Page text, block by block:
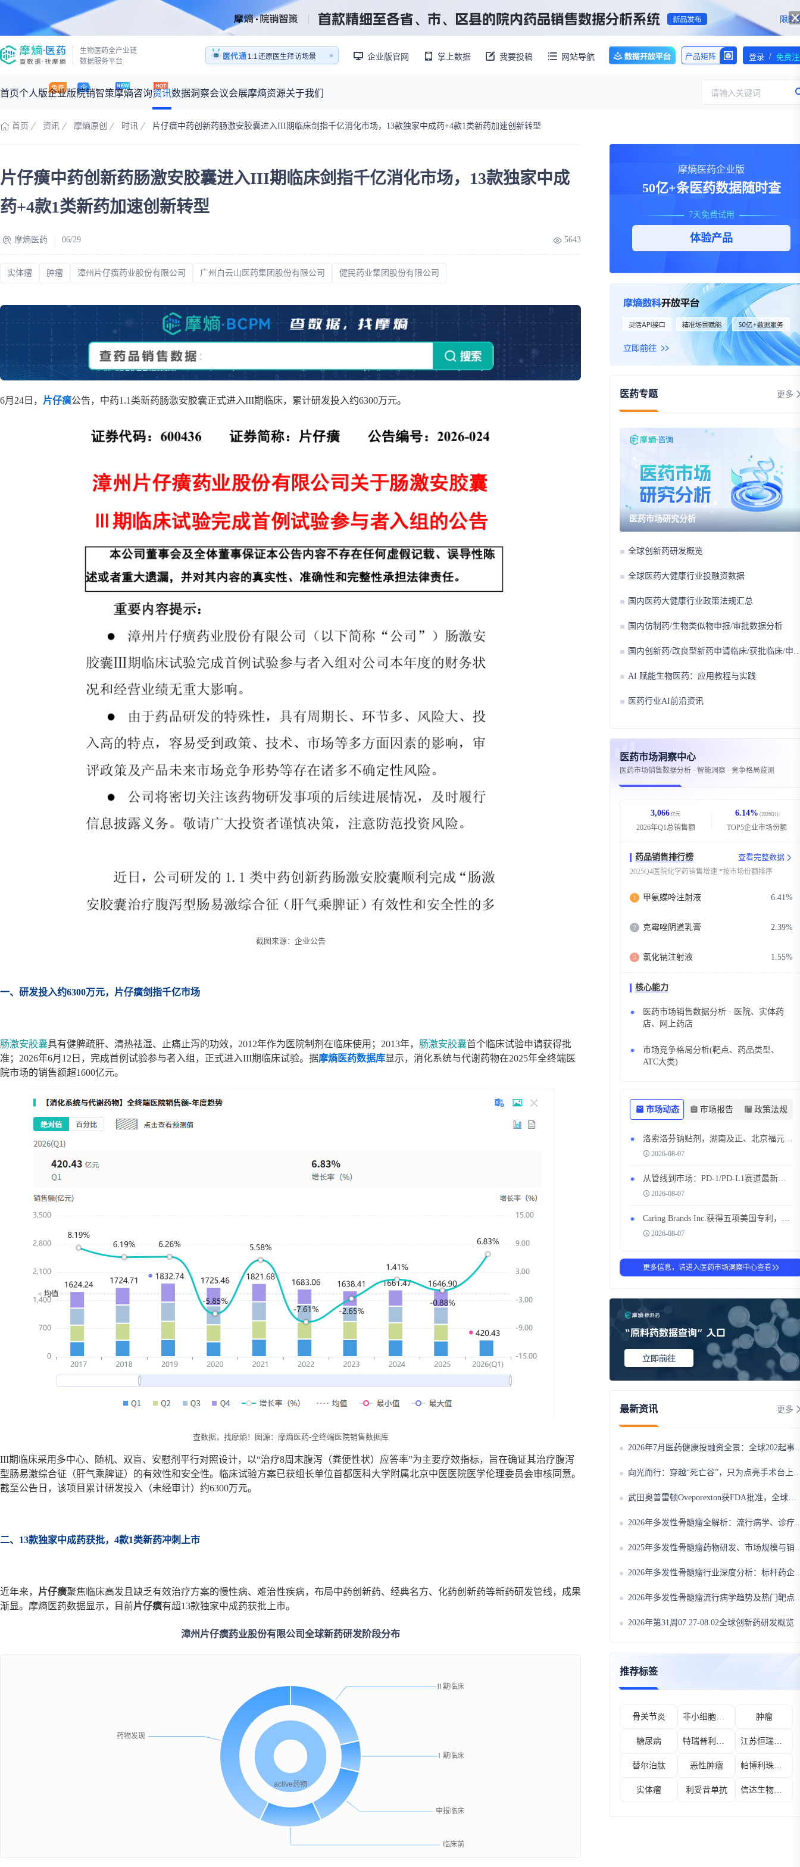
生物医药全产业链
数据服务平台
医代通
医药销售AI模拟陪练系统
1:1还原医生拜访场景
医药销售AI模拟陪练系统
企业版官网 掌上数据 我要投稿 网站导航 产品矩阵 登录 / 免费
首页个人版企业版院销智策摩熵咨询
产品立项评估及管线规划
数据定制服务
产业/行业调研
市场洞察咨询服务
报告大厅
资讯
深度分析
过评精选
政策法规
赛道梳理
时讯
医药洞见
会议
前沿研究 招标采购
公司动态
人事变动
行业分析
审批动态
医药投融资
数据洞察
医药市场洞察中心
基于市场数据，为您提供全面的市场趋势分析与决策支持
2026年Q1总销售额：3,066亿元
全球药物研发中心
药品生产企业
临床进展
投融资事件
机构查询
企业查询
会议会展摩熵资源
回放 从实验室到10亿爆款：创新药商业化的选择、组织与执行
王中健
2026-07-24 20:00-21:00
已收录4365条供需信息
最新供需： 转让厂房/资产/设备/设施
关于我们
团队介绍
请输入关键词
首页 资讯 摩熵原创 时讯 片仔癀中药创新药肠激安胶囊进入III期临床剑指千亿消化市场，13款独家中成药+4款1类新药加速创新转型
片仔癀中药创新药肠激安胶囊进入III期临床剑指千亿消化市场，13款独家中成
药+4款1类新药加速创新转型
摩熵医药 06/29 5643
实体瘤 肿瘤 漳州片仔癀药业股份有限公司 广州白云山医药集团股份有限公司 健民药业集团股份有限公司
6月24日， 片仔癀公告，中药1.1类新药肠激安胶囊正式进入III期临床，累计研发投入约6300万元。
截图来源：企业公告
一、研发投入约6300万元，片仔癀剑指千亿市场
肠激安胶囊具有健脾疏肝、清热祛湿、止痛止泻的功效，2012年作为医院制剂在临床使用；2013年， 肠激安胶囊首个临床试验申请获得批
准；2026年6月12日，完成首例试验参与者入组，正式进入III期临床试验。据摩熵医药数据库显示，消化系统与代谢药物在2025年全终端医
院市场的销售额超1600亿元。
查数据，找摩熵！图源：摩熵医药-全终端医院销售数据库
III期临床采用多中心、随机、双盲、安慰剂平行对照设计，以“治疗8周末腹泻（粪便性状）应答率”为主要疗效指标，旨在确证其治疗腹泻
型肠易激综合征（肝气乘脾证）的有效性和安全性。临床试验方案已获组长单位首都医科大学附属北京中医医院医学伦理委员会审核同意。
截至公告日，该项目累计研发投入（未经审计）约6300万元。
二、13款独家中成药获批，4款1类新药冲刺上市
近年来， 片仔癀聚焦临床高发且缺乏有效治疗方案的慢性病、难治性疾病，布局中药创新药、经典名方、化药创新药等新药研发管线，成果
渐显。摩熵医药数据显示，目前片仔癀有超13款独家中成药获批上市。
漳州片仔癀药业股份有限公司全球新药研发阶段分布
摩熵医药企业版
50亿+条医药数据随时查
7天免费试用
体验产品
医药专题 更多
医药市场研究分析
全球创新药研发概览
全球医药大健康行业投融资数据
国内医药大健康行业政策法规汇总
国内仿制药/生物类似物申报/审批数据分析
国内创新药/改良型新药申请临床/获批临床/申请上市/获批上市数据分析
AI 赋能生物医药：应用教程与实践
医药行业AI前沿资讯
医药市场洞察中心
医药市场销售数据分析 · 智能洞察 · 竞争格局监测
3,066 亿元
2026年Q1总销售额
6.14% (2026Q1)
TOP5企业市场份额
药品销售排行榜 查看完整数据
2025Q4医院化学药销售增速 *按市场份额排序
1 甲氨蝶呤注射液 6.41%
2 克霉唑阴道乳膏 2.39%
3 氯化钠注射液 1.55%
核心能力
医药市场销售数据分析 · 医院、实体药
店、网上药店
市场竞争格局分析(靶点、药品类型、
ATC大类)
市场动态 市场报告 政策法规
2026-08-07
2026-08-07
2026-08-07
更多信息，请进入医药市场洞察中心查看
最新资讯 更多
2026年7月医药健康投融资全景：全球202起事件、中国99起，医疗器械+医药研发双赛道吸金564亿
向光而行：穿越“死亡谷”，只为点亮手术台上的那束光
武田奥普雷顿Oveporexton获FDA批准，全球首个靶向食欲素的1型发作性睡病对因治疗药物上市
2026年多发性骨髓瘤全解析：流行病学、诊疗及医保政策梳理
2025年多发性骨髓瘤药物研发、市场规模与销售趋势全解析
2026年多发性骨髓瘤行业深度分析：标杆药企案例与技术迭代研判
2026年多发性骨髓瘤流行病学趋势及热门靶点药物市场表现洞察
2026年第31周07.27-08.02全球创新药研发概览
推荐标签
骨关节炎 肿瘤
糖尿病
替尔泊肽 恶性肿瘤
实体瘤 利妥昔单抗